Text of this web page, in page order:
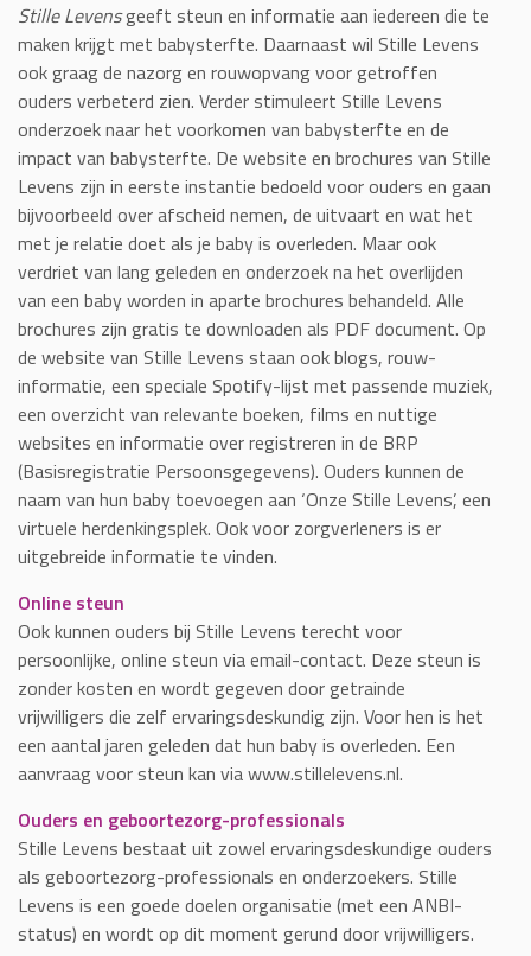
Stille Levensgeeft steun en informatie aan iedereen die te
maken krijgt met babysterfte. Daarnaast wil Stille Levens
ook graag de nazorg en rouwopvang voor getroffen
ouders verbeterd zien. Verder stimuleert Stille Levens
onderzoek naar het voorkomen van babysterfte en de
impact van babysterfte. De website en brochures van Stille
Levens zijn in eerste instantie bedoeld voor ouders en gaan
bijvoorbeeld over afscheid nemen, de uitvaart en wat het
met je relatie doet als je baby is overleden. Maar ook
verdriet van lang geleden en onderzoek na het overlijden
van een baby worden in aparte brochures behandeld. Alle
brochures zijn gratis te downloaden als PDF document. Op
de website van Stille Levens staan ook blogs, rouw-
informatie, een speciale Spotify-lijst met passende muziek,
een overzicht van relevante boeken, films en nuttige
websites en informatie over registreren in de BRP
(Basisregistratie Persoonsgegevens). Ouders kunnen de
naam van hun baby toevoegen aan ‘Onze Stille Levens’, een
virtuele herdenkingsplek. Ook voor zorgverleners is er
uitgebreide informatie te vinden.
Online steun
Ook kunnen ouders bij Stille Levens terecht voor
persoonlijke, online steun via email-contact. Deze steun is
zonder kosten en wordt gegeven door getrainde
vrijwilligers die zelf ervaringsdeskundig zijn. Voor hen is het
een aantal jaren geleden dat hun baby is overleden. Een
aanvraag voor steun kan via www.stillelevens.nl.
Ouders en geboortezorg-professionals
Stille Levens bestaat uit zowel ervaringsdeskundige ouders
als geboortezorg-professionals en onderzoekers. Stille
Levens is een goede doelen organisatie (met een ANBI-
status) en wordt op dit moment gerund door vrijwilligers.